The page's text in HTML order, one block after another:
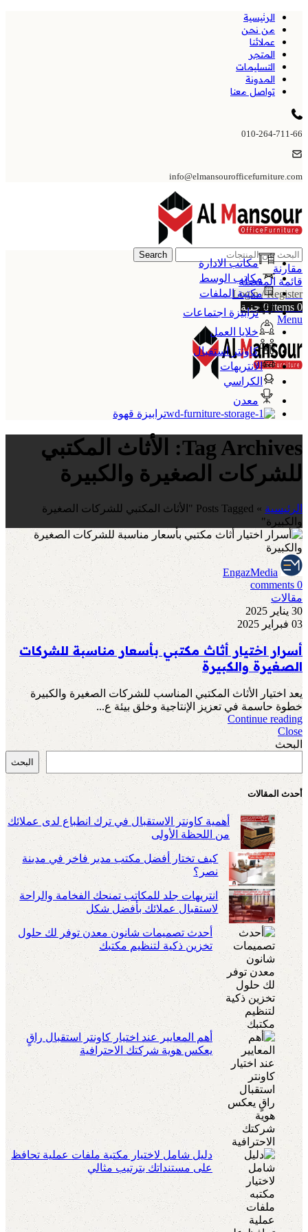
الرئيسية
من نحن
عملائنا
المتجر
التسليمات
المدونة
تواصل معنا
010-264-711-66
info@elmansourofficefurniture.com
Search
مقارنة
قائمة المفضلة
Login / Register
0
items
0 جنية
Menu
مكاتب الادارة
مكاتب الوسط
مكتبة الملفات
ترابيزة اجتماعات
خلايا العمل
كاونتر استقبال
الانتريهات
الكراسي
معدن
ترابيزة قهوة
Tag Archives: الأثاث المكتبي
للشركات الصغيرة والكبيرة
الرئيسية »
Posts Tagged "الأثاث المكتبي للشركات الصغيرة
والكبيرة"
EngazMedia
0
comments
مقالات
30 يناير 2025
03 فبراير 2025
أسرار اختيار أثاث مكتبي بأسعار مناسبة للشركات
الصغيرة والكبيرة
يعد اختيار الأثاث المكتبي المناسب للشركات الصغيرة والكبيرة
خطوة حاسمة في تعزيز الإنتاجية وخلق بيئة ع...
Continue reading
Close
البحث
البحث
أحدث المقالات
أهمية كاونتر الاستقبال في ترك انطباع لدى عملائك
من اللحظة الأولى
كيف تختار أفضل مكتب مدير فاخر في مدينة
نصر؟
انتريهات جلد للمكاتب تمنحك الفخامة والراحة
لاستقبال عملائك بأفضل شكل
أحدث تصميمات شانون معدن توفر لك حلول
تخزين ذكية لتنظيم مكتبك
أهم المعايير عند اختيار كاونتر استقبال راقٍ
يعكس هوية شركتك الاحترافية
دليل شامل لاختيار مكتبة ملفات عملية تحافظ
على مستنداتك بترتيب مثالي